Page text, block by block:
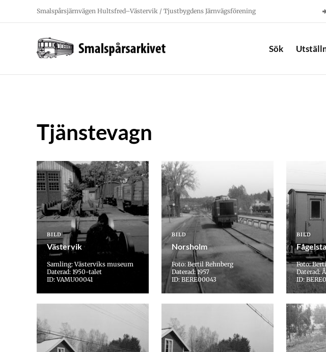
Smalspårsjärnvägen Hultsfred–Västervik / Tjustbygdens Järnvägsförening
Sök
Tjänstevagn
BILD
Västervik
Samling: Västerviks museum
Daterad: 1950-talet
ID: VAMU00041
BILD
Norsholm
Foto: Bertil Rehnberg
Daterad: 1957
ID: BERE00043
BILD
Fågelsta
Foto:
Daterad:
ID: